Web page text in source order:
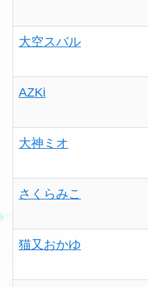
大空スバル
AZKi
大神ミオ
さくらみこ
猫又おかゆ